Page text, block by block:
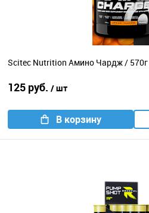
Scitec Nutrition Амино Чардж /
125 руб. / шт
В корзину